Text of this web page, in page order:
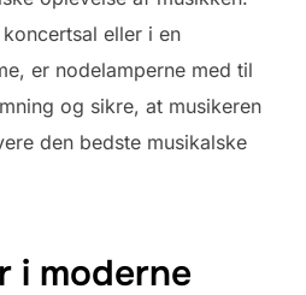
eller i en
er nodelamperne med til
og sikre, at musikeren
den bedste musikalske
i moderne